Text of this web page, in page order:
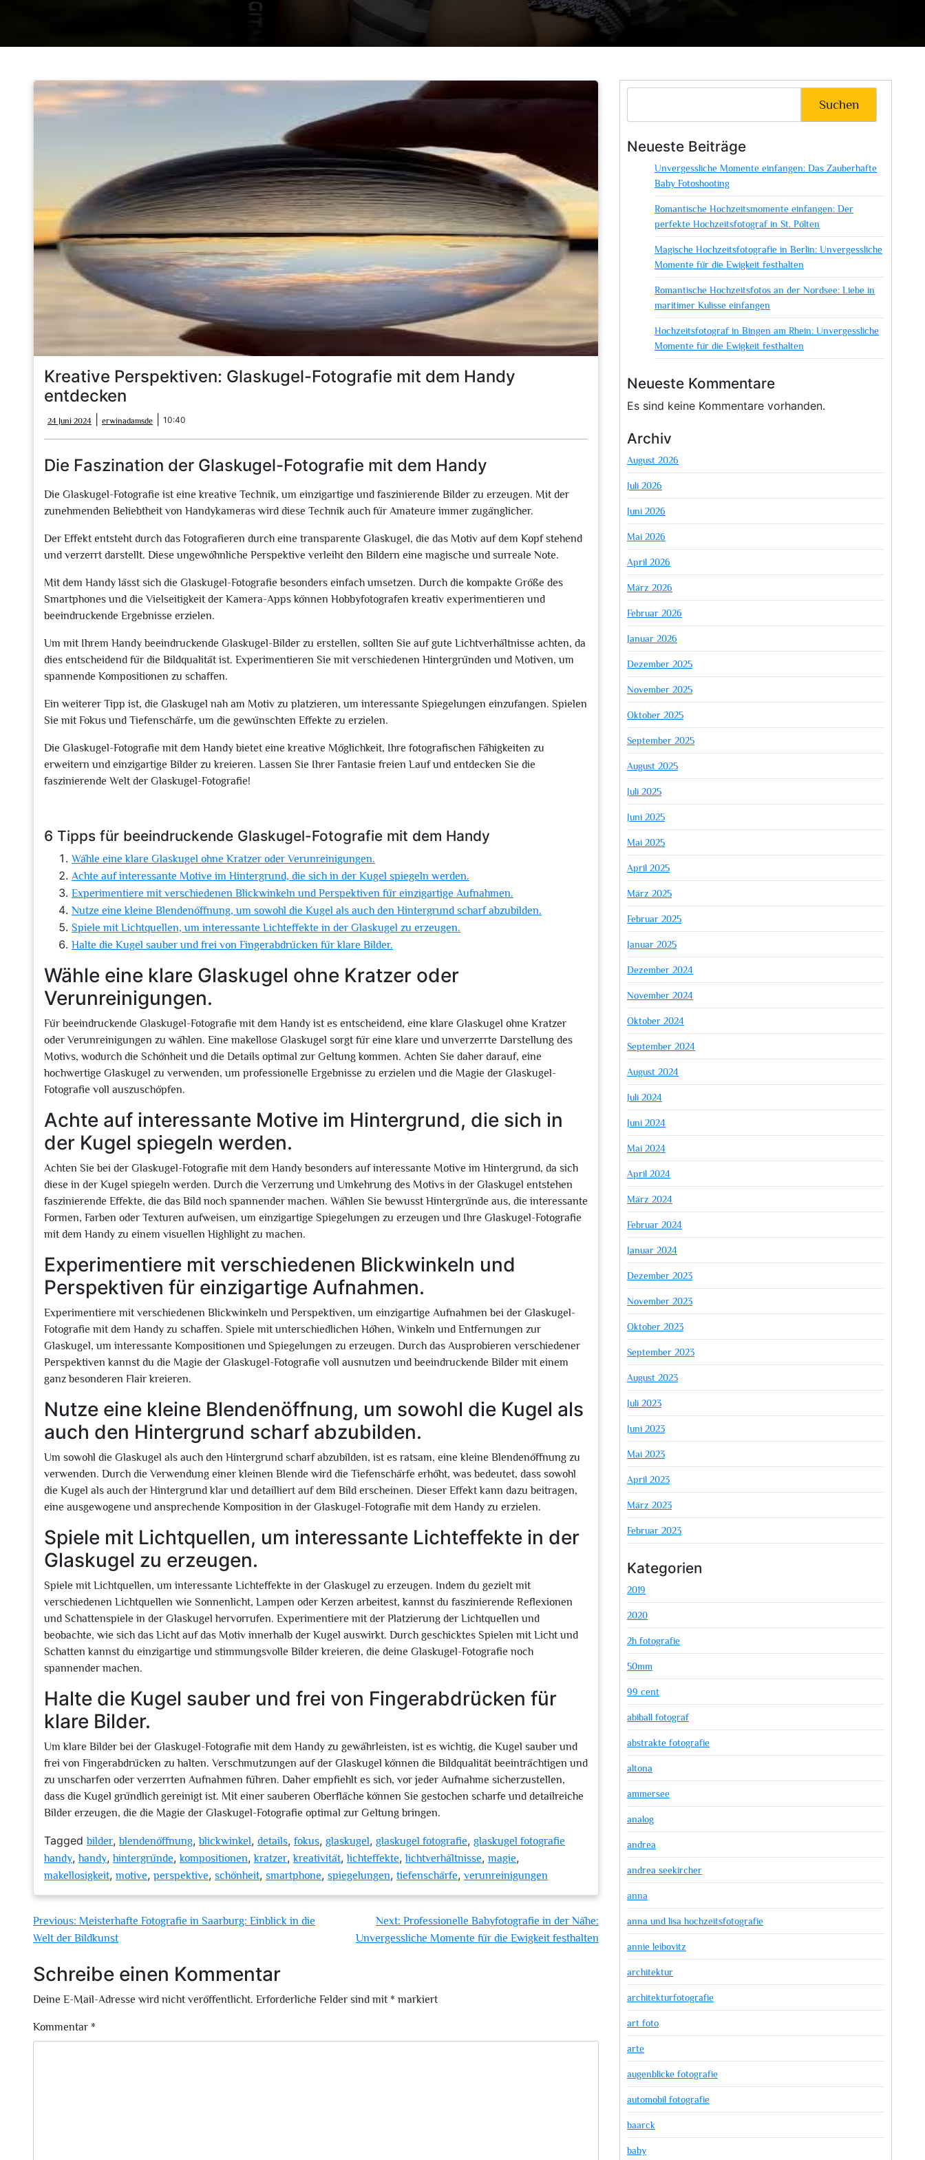
Kreative Perspektiven: Glaskugel-Fotografie mit dem Handy
entdecken
24 Juni 2024
Juni
2024
erwinadamsde erwinadamsde
10:40
Die Faszination der Glaskugel-Fotografie mit dem Handy
Die Glaskugel-Fotografie ist eine kreative Technik, um einzigartige und faszinierende Bilder zu erzeugen. Mit der
zunehmenden Beliebtheit von Handykameras wird diese Technik auch für Amateure immer zugänglicher.
Der Effekt entsteht durch das Fotografieren durch eine transparente Glaskugel, die das Motiv auf dem Kopf stehend
und verzerrt darstellt. Diese ungewöhnliche Perspektive verleiht den Bildern eine magische und surreale Note.
Mit dem Handy lässt sich die Glaskugel-Fotografie besonders einfach umsetzen. Durch die kompakte Größe des
Smartphones und die Vielseitigkeit der Kamera-Apps können Hobbyfotografen kreativ experimentieren und
beeindruckende Ergebnisse erzielen.
Um mit Ihrem Handy beeindruckende Glaskugel-Bilder zu erstellen, sollten Sie auf gute Lichtverhältnisse achten, da
dies entscheidend für die Bildqualität ist. Experimentieren Sie mit verschiedenen Hintergründen und Motiven, um
spannende Kompositionen zu schaffen.
Ein weiterer Tipp ist, die Glaskugel nah am Motiv zu platzieren, um interessante Spiegelungen einzufangen. Spielen
Sie mit Fokus und Tiefenschärfe, um die gewünschten Effekte zu erzielen.
Die Glaskugel-Fotografie mit dem Handy bietet eine kreative Möglichkeit, Ihre fotografischen Fähigkeiten zu
erweitern und einzigartige Bilder zu kreieren. Lassen Sie Ihrer Fantasie freien Lauf und entdecken Sie die
faszinierende Welt der Glaskugel-Fotografie!
6 Tipps für beeindruckende Glaskugel-Fotografie mit dem Handy
Wähle eine klare Glaskugel ohne Kratzer oder Verunreinigungen.
Achte auf interessante Motive im Hintergrund, die sich in der Kugel spiegeln werden.
Experimentiere mit verschiedenen Blickwinkeln und Perspektiven für einzigartige Aufnahmen.
Nutze eine kleine Blendenöffnung, um sowohl die Kugel als auch den Hintergrund scharf abzubilden.
Spiele mit Lichtquellen, um interessante Lichteffekte in der Glaskugel zu erzeugen.
Halte die Kugel sauber und frei von Fingerabdrücken für klare Bilder.
Wähle eine klare Glaskugel ohne Kratzer oder
Verunreinigungen.
Für beeindruckende Glaskugel-Fotografie mit dem Handy ist es entscheidend, eine klare Glaskugel ohne Kratzer
oder Verunreinigungen zu wählen. Eine makellose Glaskugel sorgt für eine klare und unverzerrte Darstellung des
Motivs, wodurch die Schönheit und die Details optimal zur Geltung kommen. Achten Sie daher darauf, eine
hochwertige Glaskugel zu verwenden, um professionelle Ergebnisse zu erzielen und die Magie der Glaskugel-
Fotografie voll auszuschöpfen.
Achte auf interessante Motive im Hintergrund, die sich in
der Kugel spiegeln werden.
Achten Sie bei der Glaskugel-Fotografie mit dem Handy besonders auf interessante Motive im Hintergrund, da sich
diese in der Kugel spiegeln werden. Durch die Verzerrung und Umkehrung des Motivs in der Glaskugel entstehen
faszinierende Effekte, die das Bild noch spannender machen. Wählen Sie bewusst Hintergründe aus, die interessante
Formen, Farben oder Texturen aufweisen, um einzigartige Spiegelungen zu erzeugen und Ihre Glaskugel-Fotografie
mit dem Handy zu einem visuellen Highlight zu machen.
Experimentiere mit verschiedenen Blickwinkeln und
Perspektiven für einzigartige Aufnahmen.
Experimentiere mit verschiedenen Blickwinkeln und Perspektiven, um einzigartige Aufnahmen bei der Glaskugel-
Fotografie mit dem Handy zu schaffen. Spiele mit unterschiedlichen Höhen, Winkeln und Entfernungen zur
Glaskugel, um interessante Kompositionen und Spiegelungen zu erzeugen. Durch das Ausprobieren verschiedener
Perspektiven kannst du die Magie der Glaskugel-Fotografie voll ausnutzen und beeindruckende Bilder mit einem
ganz besonderen Flair kreieren.
Nutze eine kleine Blendenöffnung, um sowohl die Kugel als
auch den Hintergrund scharf abzubilden.
Um sowohl die Glaskugel als auch den Hintergrund scharf abzubilden, ist es ratsam, eine kleine Blendenöffnung zu
verwenden. Durch die Verwendung einer kleinen Blende wird die Tiefenschärfe erhöht, was bedeutet, dass sowohl
die Kugel als auch der Hintergrund klar und detailliert auf dem Bild erscheinen. Dieser Effekt kann dazu beitragen,
eine ausgewogene und ansprechende Komposition in der Glaskugel-Fotografie mit dem Handy zu erzielen.
Spiele mit Lichtquellen, um interessante Lichteffekte in der
Glaskugel zu erzeugen.
Spiele mit Lichtquellen, um interessante Lichteffekte in der Glaskugel zu erzeugen. Indem du gezielt mit
verschiedenen Lichtquellen wie Sonnenlicht, Lampen oder Kerzen arbeitest, kannst du faszinierende Reflexionen
und Schattenspiele in der Glaskugel hervorrufen. Experimentiere mit der Platzierung der Lichtquellen und
beobachte, wie sich das Licht auf das Motiv innerhalb der Kugel auswirkt. Durch geschicktes Spielen mit Licht und
Schatten kannst du einzigartige und stimmungsvolle Bilder kreieren, die deine Glaskugel-Fotografie noch
spannender machen.
Halte die Kugel sauber und frei von Fingerabdrücken für
klare Bilder.
Um klare Bilder bei der Glaskugel-Fotografie mit dem Handy zu gewährleisten, ist es wichtig, die Kugel sauber und
frei von Fingerabdrücken zu halten. Verschmutzungen auf der Glaskugel können die Bildqualität beeinträchtigen und
zu unscharfen oder verzerrten Aufnahmen führen. Daher empfiehlt es sich, vor jeder Aufnahme sicherzustellen,
dass die Kugel gründlich gereinigt ist. Mit einer sauberen Oberfläche können Sie gestochen scharfe und detailreiche
Bilder erzeugen, die die Magie der Glaskugel-Fotografie optimal zur Geltung bringen.
Taggedbilder,blendenöffnung,blickwinkel, details, fokus, glaskugel, glaskugel fotografie, glaskugel fotografie
handy,handy,hintergründe,kompositionen,kratzer,kreativität,lichteffekte,lichtverhältnisse, magie,
makellosigkeit, motive, perspektive, schönheit, smartphone, spiegelungen, tiefenschärfe, verunreinigungen
Beitragsnavigation
Previous: Meisterhafte Fotografie in Saarburg: Einblick in die
Welt der Bildkunst
Next: Professionelle Babyfotografie in der Nähe:
Unvergessliche Momente für die Ewigkeit festhalten
Schreibe einen Kommentar
Deine E-Mail-Adresse wird nicht veröffentlicht. Erforderliche Felder sind mit * markiert
Kommentar *
Suchen
Neueste Beiträge
Unvergessliche Momente einfangen: Das Zauberhafte
Baby Fotoshooting
Romantische Hochzeitsmomente einfangen: Der
perfekte Hochzeitsfotograf in St. Pölten
Magische Hochzeitsfotografie in Berlin: Unvergessliche
Momente für die Ewigkeit festhalten
Romantische Hochzeitsfotos an der Nordsee: Liebe in
maritimer Kulisse einfangen
Hochzeitsfotograf in Bingen am Rhein: Unvergessliche
Momente für die Ewigkeit festhalten
Neueste Kommentare
Es sind keine Kommentare vorhanden.
Archiv
August 2026
Juli 2026
Juni 2026
Mai 2026
April 2026
März 2026
Februar 2026
Januar 2026
Dezember 2025
November 2025
Oktober 2025
September 2025
August 2025
Juli 2025
Juni 2025
Mai 2025
April 2025
März 2025
Februar 2025
Januar 2025
Dezember 2024
November 2024
Oktober 2024
September 2024
August 2024
Juli 2024
Juni 2024
Mai 2024
April 2024
März 2024
Februar 2024
Januar 2024
Dezember 2023
November 2023
Oktober 2023
September 2023
August 2023
Juli 2023
Juni 2023
Mai 2023
April 2023
März 2023
Februar 2023
Kategorien
2019
2020
2h fotografie
50mm
99 cent
abiball fotograf
abstrakte fotografie
altona
ammersee
analog
andrea
andrea seekircher
anna
anna und lisa hochzeitsfotografie
annie leibovitz
architektur
architekturfotografie
art foto
arte
augenblicke fotografie
automobil fotografie
baarck
baby